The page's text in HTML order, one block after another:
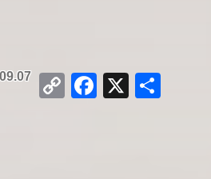
CopyFacebook
X